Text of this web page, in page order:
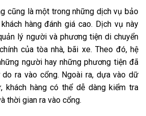
cũng là một trong những dịch vụ bảo
hàng đánh giá cao. Dịch vụ này
lý người và phương tiện di chuyển
của tòa nhà, bãi xe. Theo đó, hệ
người hay những phương tiện đã
ra vào cổng. Ngoài ra, dựa vào dữ
hàng có thể dễ dàng kiểm tra
thời gian ra vào cổng.